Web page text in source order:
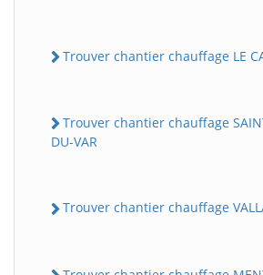
Trouver chantier chauffage LE
Trouver chantier chauffage
DU-VAR
Trouver chantier chauffage